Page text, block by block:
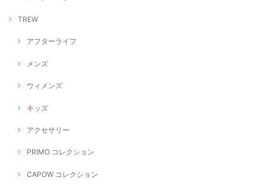
TREW
アフターライフ
メンズ
ウィメンズ
キッズ
アクセサリー
PRIMO コレクション
CAPOW コレクション